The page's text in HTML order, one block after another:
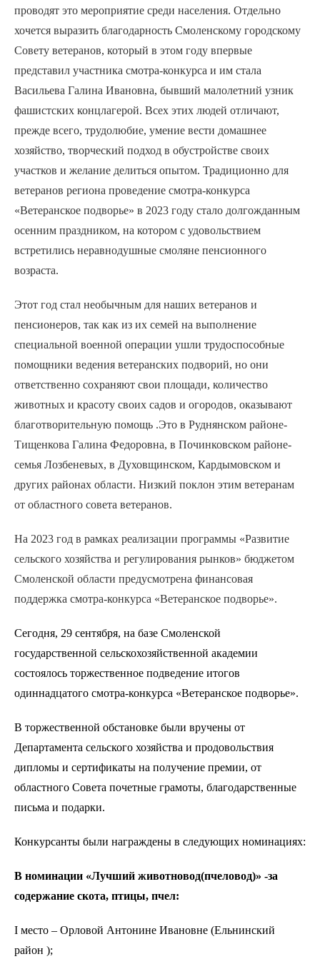
проводят это мероприятие среди населения. Отдельно
хочется выразить благодарность Смоленскому городскому
Совету ветеранов, который в этом году впервые
представил участника смотра-конкурса и им стала
Васильева Галина Ивановна, бывший малолетний узник
фашистских концлагерой. Всех этих людей отличают,
прежде всего, трудолюбие, умение вести домашнее
хозяйство, творческий подход в обустройстве своих
участков и желание делиться опытом. Традиционно для
ветеранов региона проведение смотра-конкурса
«Ветеранское подворье» в 2023 году стало долгожданным
осенним праздником, на котором с удовольствием
встретились неравнодушные смоляне пенсионного
возраста.
Этот год стал необычным для наших ветеранов и
пенсионеров, так как из их семей на выполнение
специальной военной операции ушли трудоспособные
помощники ведения ветеранских подворий, но они
ответственно сохраняют свои площади, количество
животных и красоту своих садов и огородов, оказывают
благотворительную помощь .Это в Руднянском районе-
Тищенкова Галина Федоровна, в Починковском районе-
семья Лозбеневых, в Духовщинском, Кардымовском и
других районах области. Низкий поклон этим ветеранам
от областного совета ветеранов.
На 2023 год в рамках реализации программы «Развитие
сельского хозяйства и регулирования рынков» бюджетом
Смоленской области предусмотрена финансовая
поддержка смотра-конкурса «Ветеранское подворье».
Сегодня, 29 сентября, на базе Смоленской
государственной сельскохозяйственной академии
состоялось торжественное подведение итогов
одиннадцатого смотра-конкурса «Ветеранское подворье».
В торжественной обстановке были вручены от
Департамента сельского хозяйства и продовольствия
дипломы и сертификаты на получение премии, от
областного Совета почетные грамоты, благодарственные
письма и подарки.
Конкурсанты были награждены в следующих номинациях:
В номинации «Лучший животновод(пчеловод)» -за
содержание скота, птицы, пчел:
I место – Орловой Антонине Ивановне (Ельнинский
район );